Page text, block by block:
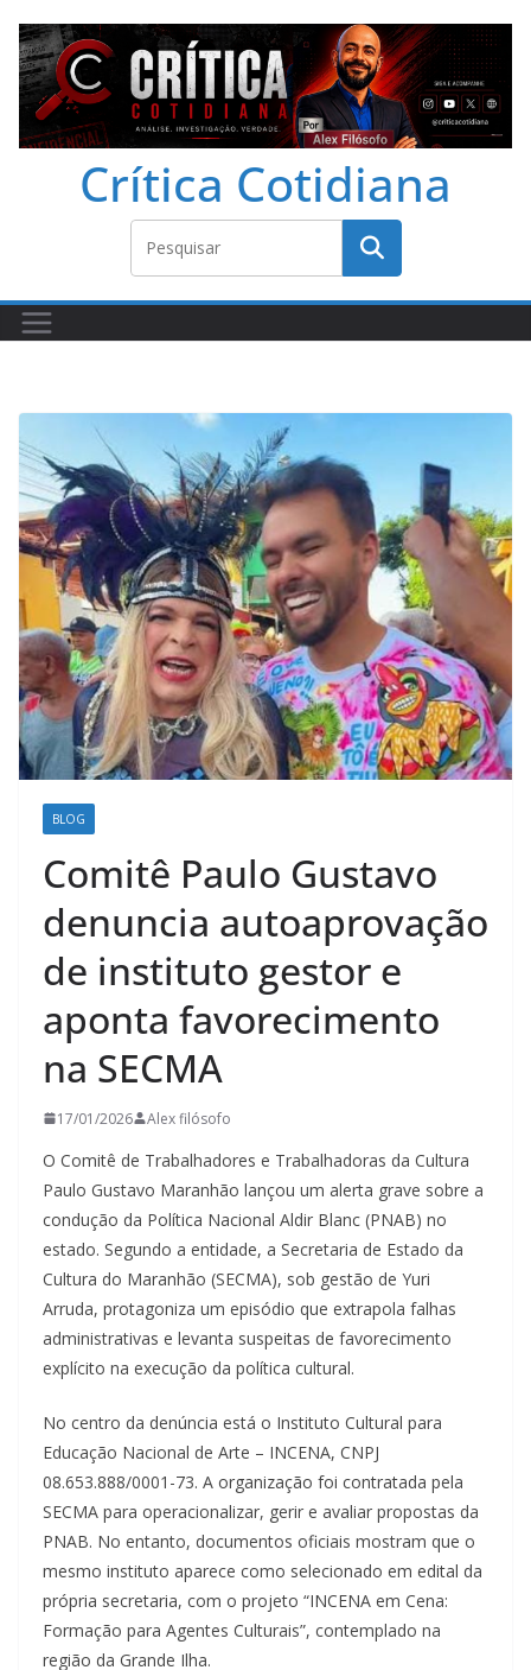
Crítica Cotidiana
BLOG
Comitê Paulo Gustavo
denuncia autoaprovação
de instituto gestor e
aponta favorecimento
na SECMA
17/01/2026 Alex filósofo
O Comitê de Trabalhadores e Trabalhadoras da Cultura
Paulo Gustavo Maranhão lançou um alerta grave sobre a
condução da Política Nacional Aldir Blanc (PNAB) no
estado. Segundo a entidade, a Secretaria de Estado da
Cultura do Maranhão (SECMA), sob gestão de Yuri
Arruda, protagoniza um episódio que extrapola falhas
administrativas e levanta suspeitas de favorecimento
explícito na execução da política cultural.
No centro da denúncia está o Instituto Cultural para
Educação Nacional de Arte – INCENA, CNPJ
08.653.888/0001-73. A organização foi contratada pela
SECMA para operacionalizar, gerir e avaliar propostas da
PNAB. No entanto, documentos oficiais mostram que o
mesmo instituto aparece como selecionado em edital da
própria secretaria, com o projeto “INCENA em Cena:
Formação para Agentes Culturais”, contemplado na
região da Grande Ilha.